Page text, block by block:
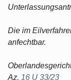
Die im
anfechtbar.
Az. 16 U 33/23